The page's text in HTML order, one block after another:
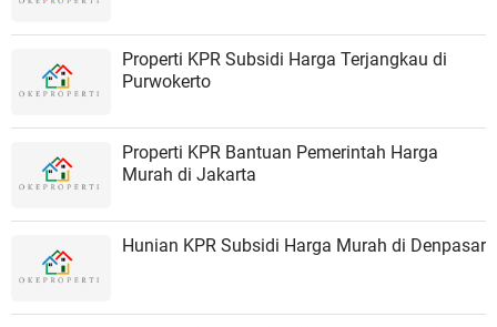
Properti KPR Subsidi Harga Terjangkau di
Purwokerto
Properti KPR Bantuan Pemerintah Harga
Murah di Jakarta
Hunian KPR Subsidi Harga Murah di Denpasar